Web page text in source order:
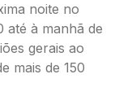
noite no
até à manhã de
gerais ao
mais de 150